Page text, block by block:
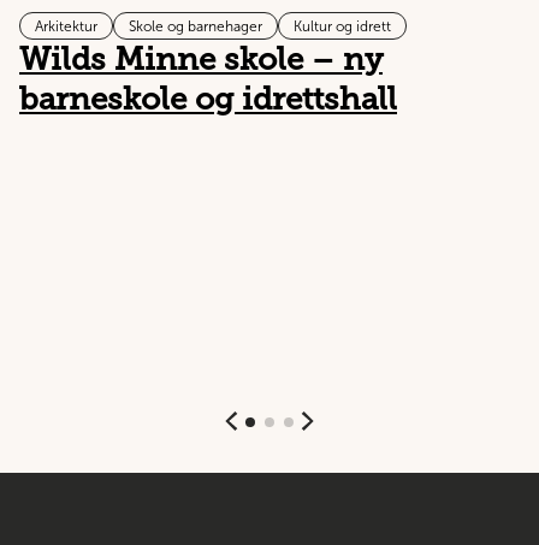
Arkitektur Skole og barnehager Kultur og idrett
Wilds Minne skole – ny
barneskole og idrettshall